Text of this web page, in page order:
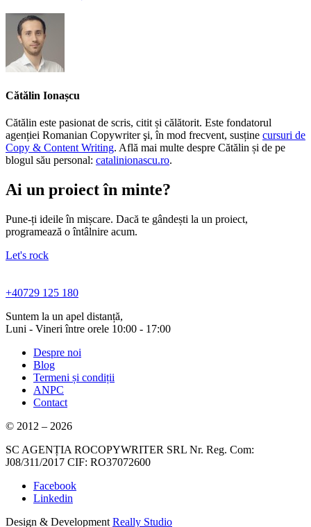
Cătălin Ionașcu
Cătălin este pasionat de scris, citit și călătorit. Este fondatorul
agenției Romanian Copywriter şi, în mod frecvent, susține cursuri de
Copy & Content Writing. Află mai multe despre Cătălin și de pe
blogul său personal: catalinionascu.ro.
Ai un proiect în minte?
Pune-ți ideile în mișcare. Dacă te gândești la un proiect,
programează o întâlnire acum.
Let's rock
+40729 125 180
Suntem la un apel distanță,
Luni - Vineri între orele 10:00 - 17:00
Despre noi
Blog
Termeni și condiții
ANPC
Contact
© 2012 – 2026
SC AGENȚIA ROCOPYWRITER SRL Nr. Reg. Com:
J08/311/2017 CIF: RO37072600
Facebook
Linkedin
Design & Development Really Studio